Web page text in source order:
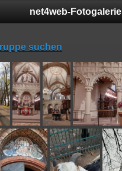
net4web-Fotogalerie
suchen